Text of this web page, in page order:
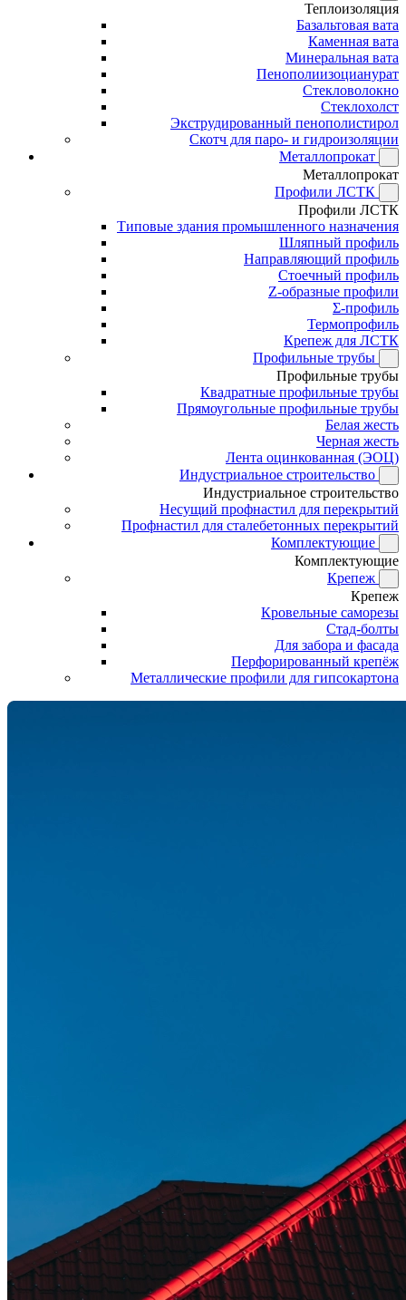
Теплоизоляция
Базальтовая вата
Каменная вата
Минеральная вата
Пенополиизоцианурат
Стекловолокно
Стеклохолст
Экструдированный пенополистирол
Скотч для паро- и гидроизоляции
Металлопрокат
Металлопрокат
Профили ЛСТК
Профили ЛСТК
Типовые здания промышленного назначения
Шляпный профиль
Направляющий профиль
Стоечный профиль
Z-образные профили
Σ-профиль
Термопрофиль
Крепеж для ЛСТК
Профильные трубы
Профильные трубы
Квадратные профильные трубы
Прямоугольные профильные трубы
Белая жесть
Черная жесть
Лента оцинкованная (ЭОЦ)
Индустриальное строительство
Индустриальное строительство
Несущий профнастил для перекрытий
Профнастил для сталебетонных перекрытий
Комплектующие
Комплектующие
Крепеж
Крепеж
Кровельные саморезы
Стад-болты
Для забора и фасада
Перфорированный крепёж
Металлические профили для гипсокартона